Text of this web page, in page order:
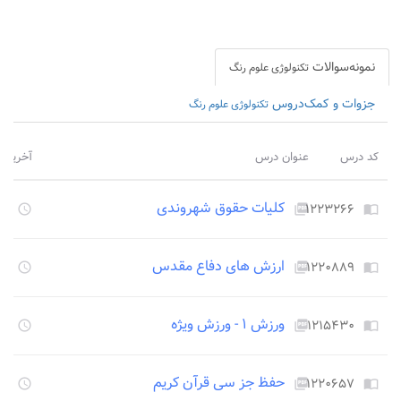
نمونه‌سوالات تکنولوژی علوم رنگ
جزوات و کمک‌دروس تکنولوژی علوم رنگ
کد درس عنوان درس آخرین
import_contacts ۱۲۲۳۲۶۶picture_as_pdf کلیات حقوق شهروندی access_time
import_contacts ۱۲۲۰۸۸۹picture_as_pdf ارزش های دفاع مقدس access_time
import_contacts ۱۲۱۵۴۳۰picture_as_pdf ورزش ۱ - ورزش ویژه access_time
import_contacts ۱۲۲۰۶۵۷picture_as_pdf حفظ جز سی قرآن کریم access_time